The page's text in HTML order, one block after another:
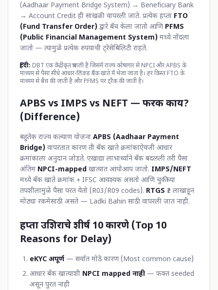
(Aadhaar Payment Bridge System) → Beneficiary Bank
→ Account Credit ही साखळी वापरली जाते. प्रत्येक हप्ता FTO
(Fund Transfer Order) द्वारे बॅच केला जातो आणि PFMS
(Public Financial Management System) मध्ये नोंदला
जातो — त्यामुळे प्रत्येक रुपयाची ट्रेसेबिलिटी राहते.
हिंदी: DBT एक केंद्रीकृत प्रणाली है जिसमें राज्य कोषागार से NPCI और APBS के
माध्यम से पैसा सीधे आधार-लिंक्ड बैंक खाते में भेजा जाता है। हर किस्त FTO के
माध्यम से बैच की जाती है और PFMS पर ट्रैक की जाती है।
APBS vs IMPS vs NEFT — फरक काय?
(Difference)
बहुतेक राज्य कल्याण योजना APBS (Aadhaar Payment
Bridge) वापरतात कारण ती बँक खाते क्रमांकाऐवजी आधार
क्रमांकाला अनुदान जोडते. एखाद्या लाभार्थ्याने बँक बदलली तरी पैसा
अंतिम NPCI-mapped खात्यात आपोआप जातो. IMPS/NEFT
मध्ये बँक खाते क्रमांक + IFSC आवश्यक असतो आणि चुकीच्या
तपशीलामुळे पैसा परत येतो (R03/R09 codes). RTGS ₹2 लाखाहून
मोठ्या रकमेसाठी असते — Ladki Bahin साठी वापरली जात नाही.
हप्ता उशिराचे शीर्ष 10 कारणे (Top 10
Reasons for Delay)
eKYC अपूर्ण — सर्वात मोठे कारण (Most common cause)
आधार बँक खात्याशी NPCI mapped नाही — फक्त seeded
असून पुरत नाही